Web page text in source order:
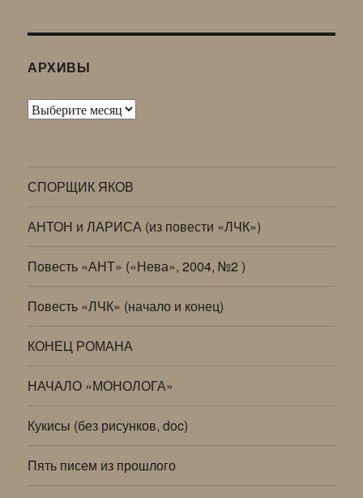
АРХИВЫ
Архивы
СПОРЩИК ЯКОВ
АНТОН и ЛАРИСА (из повести «ЛЧК»)
Повесть «АНТ» («Нева», 2004, №2 )
Повесть «ЛЧК» (начало и конец)
КОНЕЦ РОМАНА
НАЧАЛО «МОНОЛОГА»
Кукисы (без рисунков, doc)
Пять писем из прошлого